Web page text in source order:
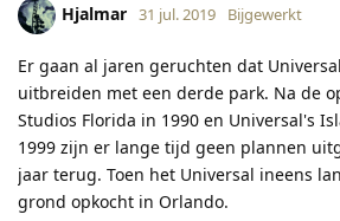
Hjalmar 31 jul. 2019 Bijgewerkt
Er gaan al jaren geruchten dat
uitbreiden met een derde park. Na de
Studios Florida in 1990 en Universal's
1999 zijn er lange tijd geen plannen
jaar terug. Toen het Universal ineens
grond opkocht in Orlando.